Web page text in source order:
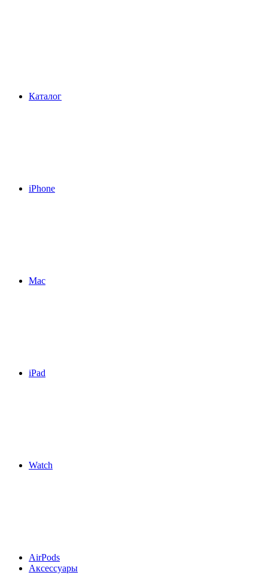
Каталог
iPhone
Mac
iPad
Watch
AirPods
Аксессуары